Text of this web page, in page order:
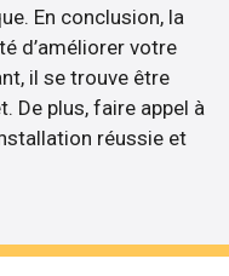
En conclusion, la
d’améliorer votre
il se trouve être
De plus, faire appel à
réussie et